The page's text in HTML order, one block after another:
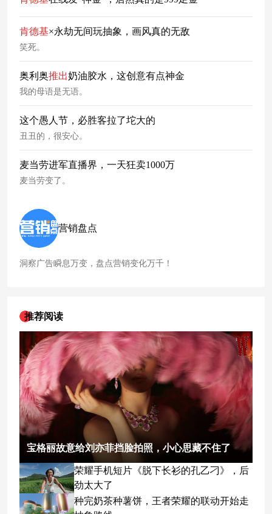
购获得。这下机器猫直接变成了“招财猫”，变成了人人都喜爱
的财神爷。借此寓意，麦当劳将哆啦A梦IP植入到中国新年传
统文化中，衍生出了“招财猫”性质的新玩具。可爱造型，美好
祝福，让人爱不释
肯德基×永劫无间玩抽象，画风真的无敌
笑死。
奥利奥推出奶油胶水，这创意有点神金
我的母语是无语。
这个愚人节，必胜客拉了坨大的
丑丑的，很安心。
麦当劳进军直播界，一天狂卖1000万
麦当劳变了。
营销盘点
洞察广告瞬息万变，盘点营销变化万千！
推荐阅读
宝格丽故意给刘亦菲挡脸拍照，小心思藏不住了
荣耀手机短片《脱下长衫的孔乙刁》，后
劲太大了
种完奶茶种薯饼，王者荣耀的联动开始走